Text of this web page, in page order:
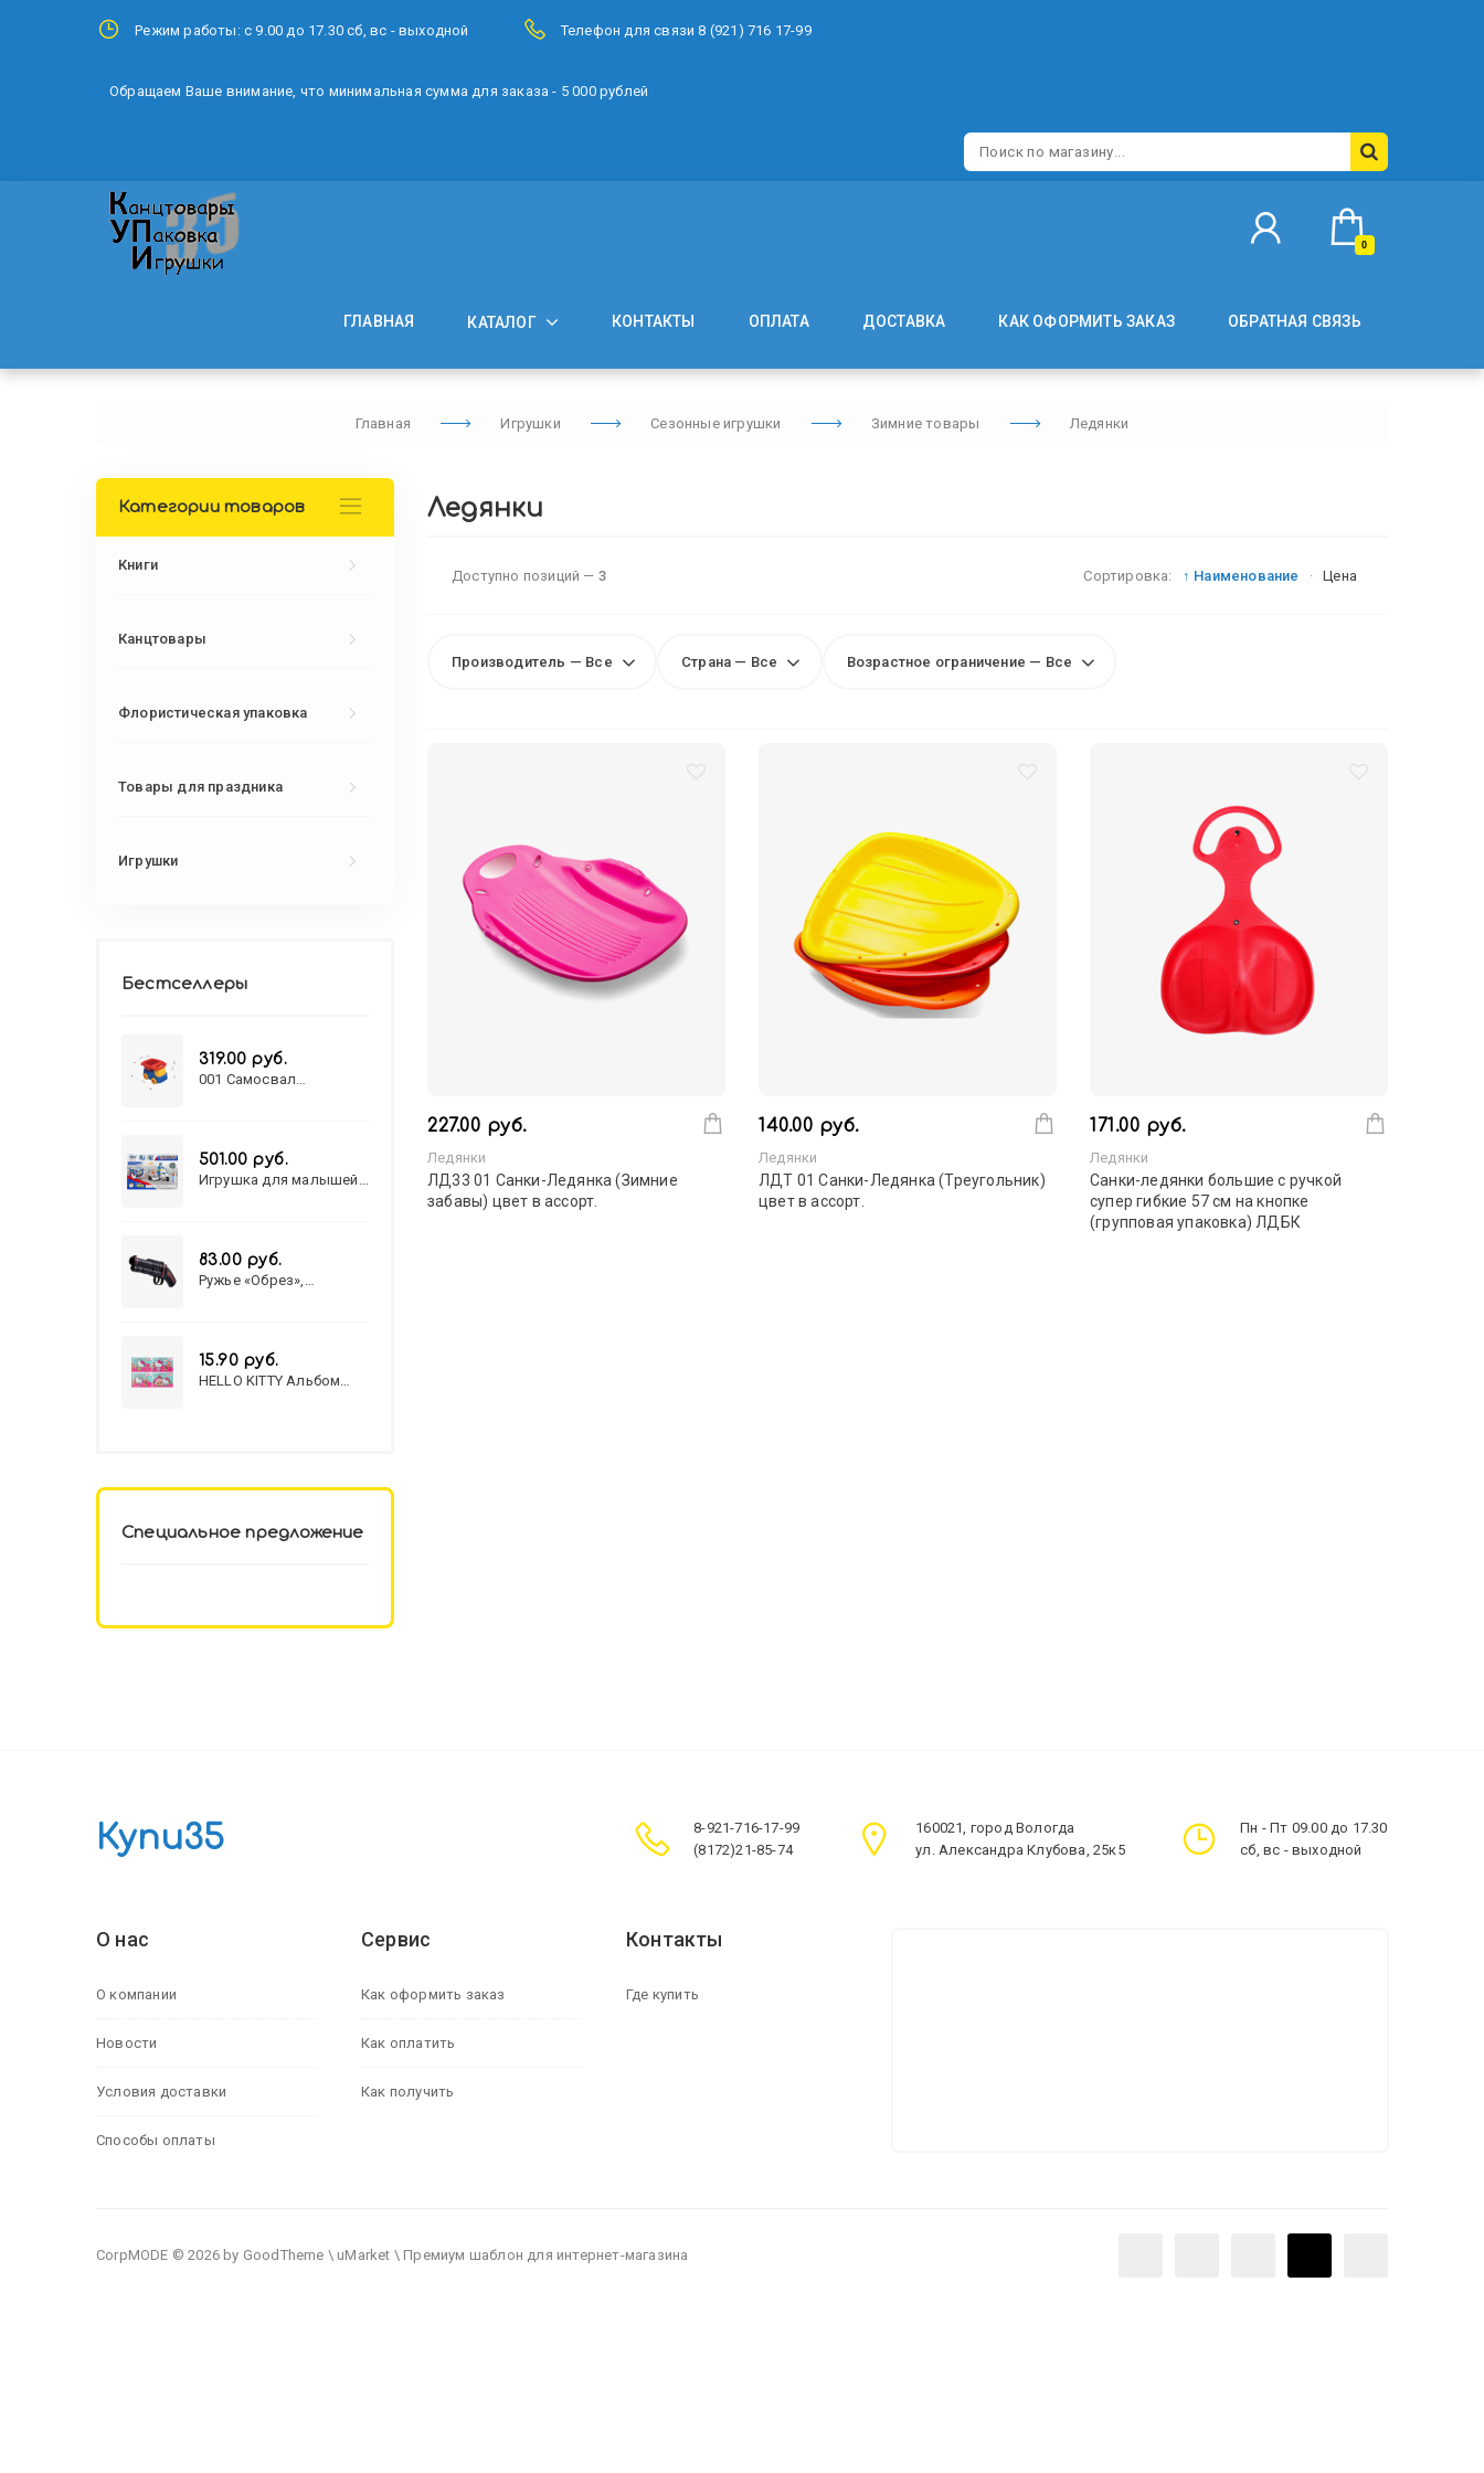
Режим работы: с 9.00 до 17.30 сб, вс - выходной Телефон для связи 8 (921) 716 17-99
Обращаем Ваше внимание, что минимальная сумма для заказа - 5 000 рублей
0
ГЛАВНАЯ КАТАЛОГ КОНТАКТЫ ОПЛАТА ДОСТАВКА КАК ОФОРМИТЬ ЗАКАЗ ОБРАТНАЯ СВЯЗЬ
Главная Игрушки Сезонные игрушки Зимние товары Ледянки
Ледянки
Доступно позиций — 3 Сортировка: ↑ Наименование · Цена
Производитель — Все Страна — Все Возрастное ограничение — Все
227.00 руб.
Ледянки
ЛД33 01 Санки-Ледянка (Зимние
забавы) цвет в ассорт.
140.00 руб.
Ледянки
ЛДТ 01 Санки-Ледянка (Треугольник)
цвет в ассорт.
171.00 руб.
Ледянки
Санки-ледянки большие с ручкой
супер гибкие 57 см на кнопке
(групповая упаковка) ЛДБК
Категории товаров
Книги
Канцтовары
Флористическая упаковка
Товары для праздника
Игрушки
Бестселлеры
319.00 руб.
001 Самосвал
501.00 руб.
Игрушка для малышей
83.00 руб.
Ружье «Обрез»,
15.90 руб.
HELLO KITTY Альбом
Специальное предложение
Купи35
8-921-716-17-99
(8172)21-85-74
160021, город Вологда
ул. Александра Клубова, 25к5
Пн - Пт 09.00 до 17.30
сб, вс - выходной
О нас
О компании
Новости
Условия доставки
Способы оплаты
Сервис
Как оформить заказ
Как оплатить
Как получить
Контакты
Где купить
CorpMODE © 2026 by GoodTheme \ uMarket \ Премиум шаблон для интернет-магазина